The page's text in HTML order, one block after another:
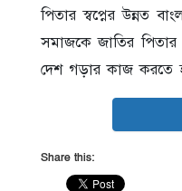
পিতার স্বপ্নের উন্নত
সমাজকে জাতির
দেশ গড়ার কাজ করতে
Share this: